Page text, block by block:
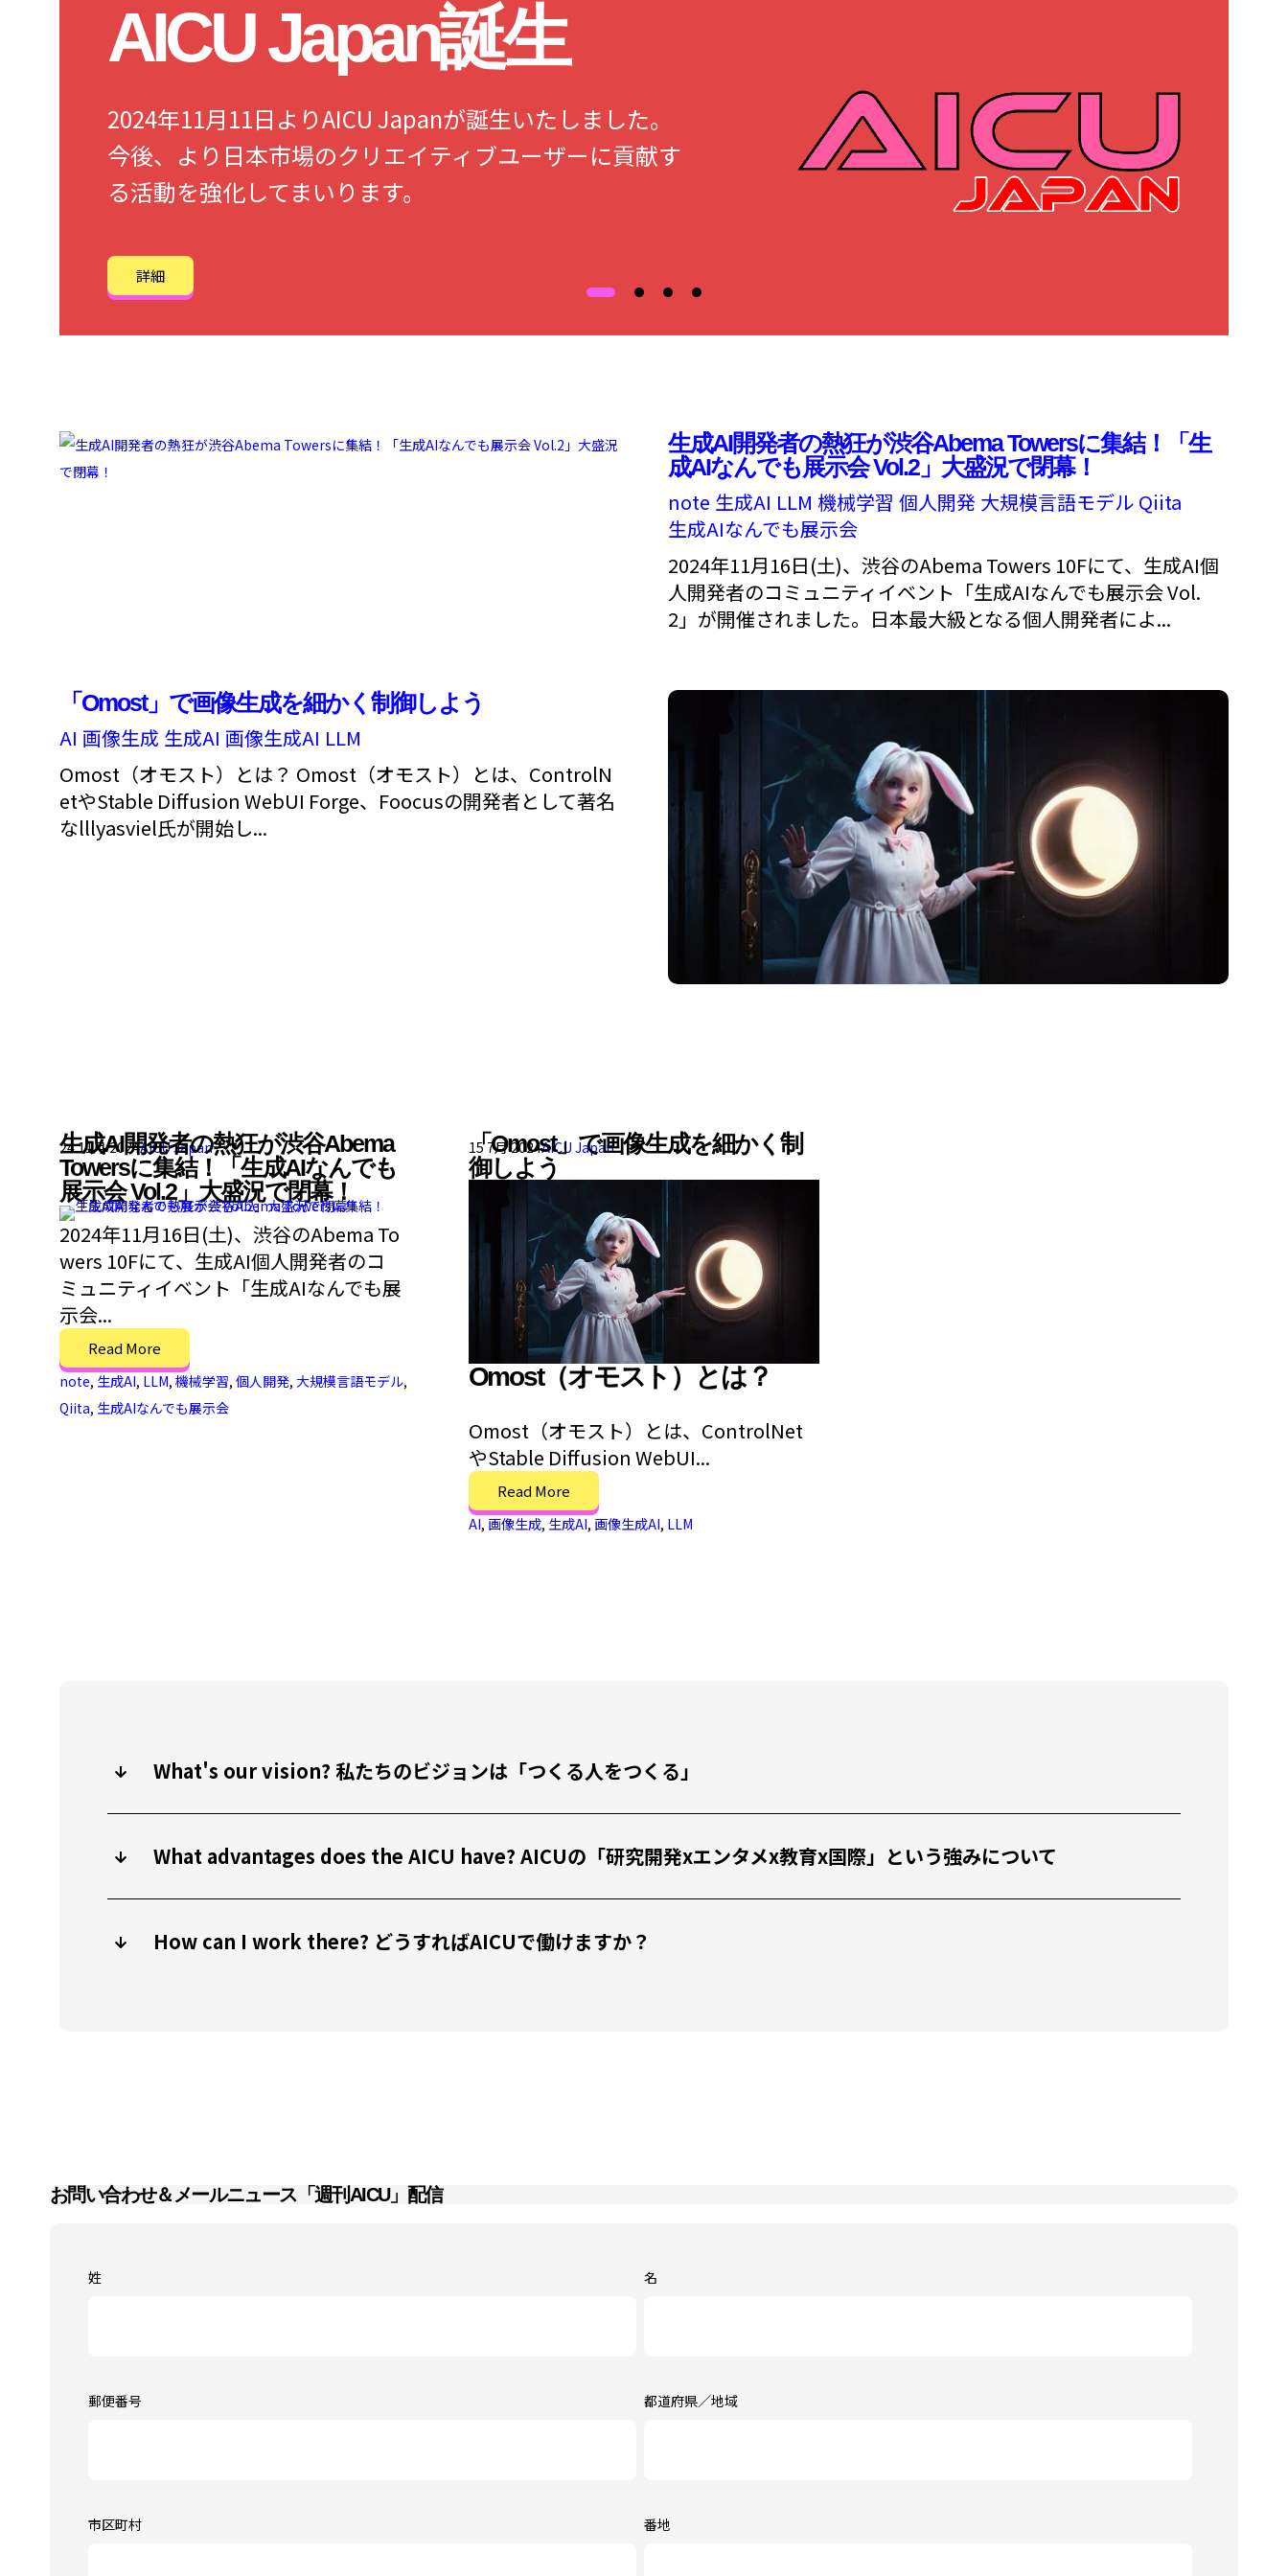
AICU Japan誕生
2024年11月11日よりAICU Japanが誕生いたしました。
今後、より日本市場のクリエイティブユーザーに貢献す
る活動を強化してまいります。
詳細
生成AI開発者の熱狂が渋谷Abema Towersに集結！「生
成AIなんでも展示会 Vol.2」大盛況で閉幕！
note 生成AI LLM 機械学習 個人開発 大規模言語モデル Qiita
生成AIなんでも展示会
2024年11月16日(土)、渋谷のAbema Towers 10Fにて、生成AI個
人開発者のコミュニティイベント「生成AIなんでも展示会 Vol.
2」が開催されました。日本最大級となる個人開発者によ...
「Omost」で画像生成を細かく制御しよう
AI 画像生成 生成AI 画像生成AI LLM
Omost（オモスト）とは？ Omost（オモスト）とは、ControlN
etやStable Diffusion WebUI Forge、Foocusの開発者として著名
なlllyasviel氏が開始し...
生成AI開発者の熱狂が渋谷Abema
Towersに集結！「生成AIなんでも
展示会 Vol.2」大盛況で閉幕！
24 11月 2024AICU Japan
2024年11月16日(土)、渋谷のAbema To
wers 10Fにて、生成AI個人開発者のコ
ミュニティイベント「生成AIなんでも展
示会...
Read More
note, 生成AI, LLM, 機械学習, 個人開発, 大規模言語モデル,
Qiita, 生成AIなんでも展示会
「Omost」で画像生成を細かく制
御しよう
15 7月 2024AICU Japan
Omost（オモスト）とは？
Omost（オモスト）とは、ControlNet
やStable Diffusion WebUI...
Read More
AI, 画像生成, 生成AI, 画像生成AI, LLM
What's our vision? 私たちのビジョンは「つくる人をつくる」
What advantages does the AICU have? AICUの「研究開発xエンタメx教育x国際」という強みについて
How can I work there? どうすればAICUで働けますか？
お問い合わせ＆メールニュース「週刊AICU」配信
姓 名
郵便番号 都道府県／地域
市区町村 番地